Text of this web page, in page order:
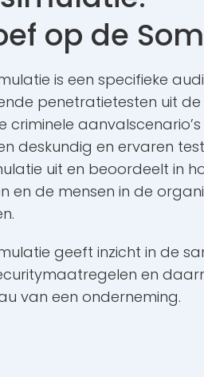
op de Som
is een specifieke
penetratietesten uit
criminele
deskundig en ervaren
uit en beoordeelt in
en de mensen in de
geeft inzicht in de
en
van een onderneming.